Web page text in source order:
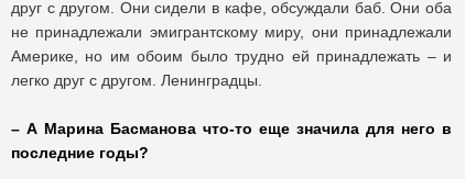
друг с другом. Они сидели в кафе, обсуждали баб. Они оба
не принадлежали эмигрантскому миру, они принадлежали
Америке, но им обоим было трудно ей принадлежать – и
легко друг с другом. Ленинградцы.
– А Марина Басманова что-то еще значила для него в
последние годы?